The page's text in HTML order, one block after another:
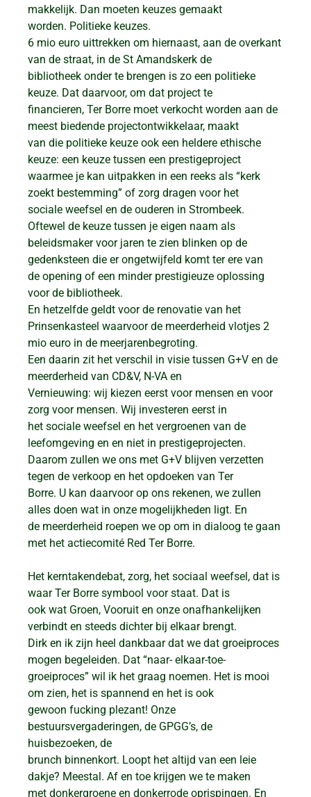
makkelijk. Dan moeten keuzes gemaakt
worden. Politieke keuzes.
6 mio euro uittrekken om hiernaast, aan de overkant
van de straat, in de St Amandskerk de
bibliotheek onder te brengen is zo een politieke
keuze. Dat daarvoor, om dat project te
financieren, Ter Borre moet verkocht worden aan de
meest biedende projectontwikkelaar, maakt
van die politieke keuze ook een heldere ethische
keuze: een keuze tussen een prestigeproject
waarmee je kan uitpakken in een reeks als “kerk
zoekt bestemming” of zorg dragen voor het
sociale weefsel en de ouderen in Strombeek.
Oftewel de keuze tussen je eigen naam als
beleidsmaker voor jaren te zien blinken op de
gedenksteen die er ongetwijfeld komt ter ere van
de opening of een minder prestigieuze oplossing
voor de bibliotheek.
En hetzelfde geldt voor de renovatie van het
Prinsenkasteel waarvoor de meerderheid vlotjes 2
mio euro in de meerjarenbegroting.
Een daarin zit het verschil in visie tussen G+V en de
meerderheid van CD&V, N-VA en
Vernieuwing: wij kiezen eerst voor mensen en voor
zorg voor mensen. Wij investeren eerst in
het sociale weefsel en het vergroenen van de
leefomgeving en en niet in prestigeprojecten.
Daarom zullen we ons met G+V blijven verzetten
tegen de verkoop en het opdoeken van Ter
Borre. U kan daarvoor op ons rekenen, we zullen
alles doen wat in onze mogelijkheden ligt. En
de meerderheid roepen we op om in dialoog te gaan
met het actiecomité Red Ter Borre.
Het kerntakendebat, zorg, het sociaal weefsel, dat is
waar Ter Borre symbool voor staat. Dat is
ook wat Groen, Vooruit en onze onafhankelijken
verbindt en steeds dichter bij elkaar brengt.
Dirk en ik zijn heel dankbaar dat we dat groeiproces
mogen begeleiden. Dat “naar- elkaar-toe-
groeiproces” wil ik het graag noemen. Het is mooi
om zien, het is spannend en het is ook
gewoon fucking plezant! Onze
bestuursvergaderingen, de GPGG’s, de
huisbezoeken, de
brunch binnenkort. Loopt het altijd van een leie
dakje? Meestal. Af en toe krijgen we te maken
met donkergroene en donkerrode oprispingen. En